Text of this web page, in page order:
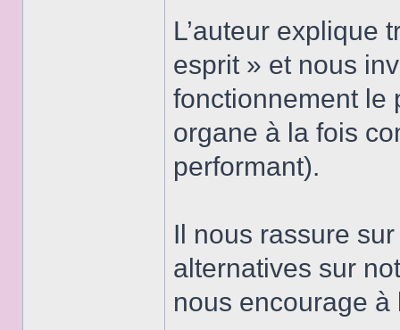
L’auteur explique
esprit » et nous
fonctionnement le
organe à la fois
performant).
Il nous rassure
alternatives sur
nous encourage à